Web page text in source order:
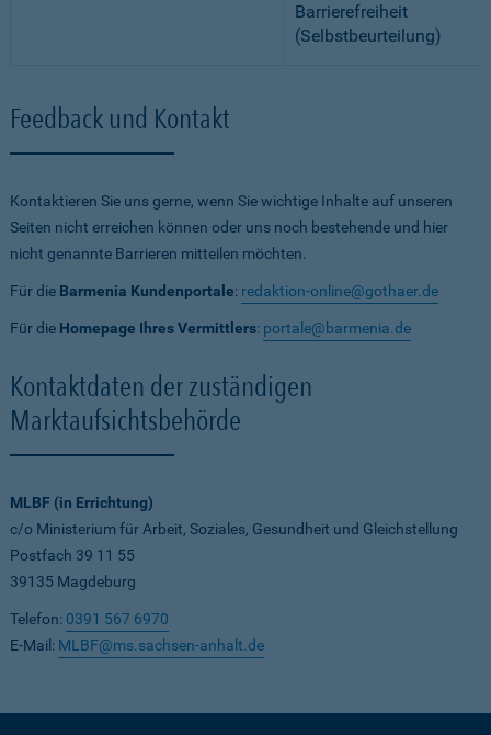
Barrierefreiheit
(Selbstbeurteilung)
Feedback und Kontakt
Kontaktieren Sie uns gerne, wenn Sie wichtige Inhalte auf unseren
Seiten nicht erreichen können oder uns noch bestehende und hier
nicht genannte Barrieren mitteilen möchten.
Für die Barmenia Kundenportale: redaktion-online@gothaer.de
Für die Homepage Ihres Vermittlers: portale@barmenia.de
Kontaktdaten der zuständigen
Marktaufsichtsbehörde
MLBF (in Errichtung)
c/o Ministerium für Arbeit, Soziales, Gesundheit und Gleichstellung
Postfach 39 11 55
39135 Magdeburg
Telefon: 0391 567 6970
E-Mail: MLBF@ms.sachsen-anhalt.de